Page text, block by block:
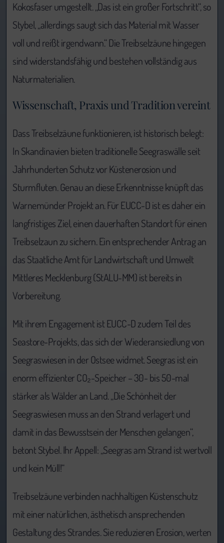
Kokosfaser umgestellt. „Das ist ein großer Fortschritt“, so
Stybel, „allerdings saugt sich das Material mit Wasser
voll und reißt irgendwann.“ Die Treibselzäune hingegen
sind widerstandsfähig und bestehen vollständig aus
Naturmaterialien.
Wissenschaft, Praxis und Tradition vereint
Dass Treibselzäune funktionieren, ist historisch belegt:
In Skandinavien bieten traditionelle Seegraswälle seit
Jahrhunderten Schutz vor Küstenerosion und
Sturmfluten. Genau an diese Erkenntnisse knüpft das
Warnemünder Projekt an. Für EUCC-D ist es daher ein
langfristiges Ziel, einen dauerhaften Standort für einen
Treibselzaun zu sichern. Ein entsprechender Antrag an
das Staatliche Amt für Landwirtschaft und Umwelt
Mittleres Mecklenburg (StALU-MM) ist bereits in
Vorbereitung.
Mit ihrem Engagement ist EUCC-D zudem Teil des
Seastore-Projekts, das sich der Wiederansiedlung von
Seegraswiesen in der Ostsee widmet. Seegras ist ein
enorm effizienter CO₂-Speicher – 30- bis 50-mal
stärker als Wälder an Land. „Die Schönheit der
Seegraswiesen muss an den Strand verlagert und
damit in das Bewusstsein der Menschen gelangen“,
betont Stybel. Ihr Appell: „Seegras am Strand ist wertvoll
und kein Müll!“
Treibselzäune verbinden nachhaltigen Küstenschutz
mit einer natürlichen, ästhetisch ansprechenden
Gestaltung des Strandes. Sie reduzieren Erosion, werten